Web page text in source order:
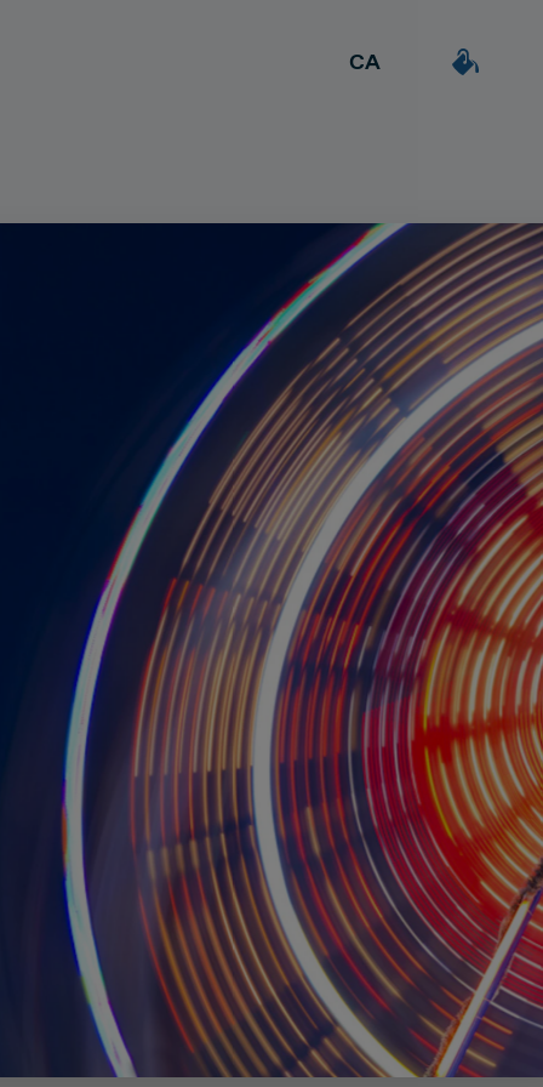
Post Merger Integration
Business Strategy
Market Strategy & Screening
Analysis
Performance Transformation
CA
EN
Creativa